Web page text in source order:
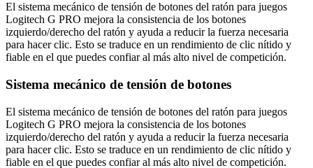
El sistema mecánico de tensión de botones del ratón para juegos
Logitech G PRO mejora la consistencia de los botones
izquierdo/derecho del ratón y ayuda a reducir la fuerza necesaria
para hacer clic. Esto se traduce en un rendimiento de clic nítido y
fiable en el que puedes confiar al más alto nivel de competición.
Sistema mecánico de tensión de botones
El sistema mecánico de tensión de botones del ratón para juegos
Logitech G PRO mejora la consistencia de los botones
izquierdo/derecho del ratón y ayuda a reducir la fuerza necesaria
para hacer clic. Esto se traduce en un rendimiento de clic nítido y
fiable en el que puedes confiar al más alto nivel de competición.